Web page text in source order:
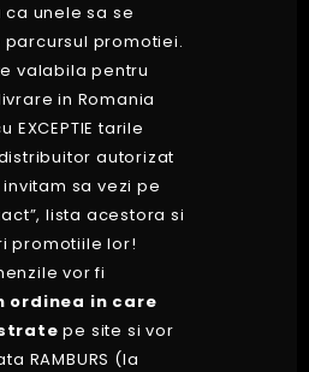
unele sa se
promotiei.
valabila pentru
in Romania
EXCEPTIE tarile
autorizat
invitam sa vezi pe
lista acestora si
promotiile lor!
vor fi
ordinea in care
pe site si vor
RAMBURS (la